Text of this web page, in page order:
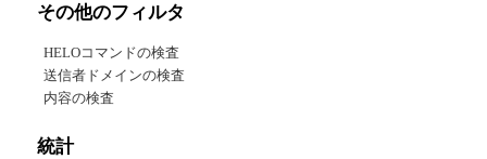
その他のフィルタ
HELOコマンドの検査
送信者ドメインの検査
内容の検査
統計